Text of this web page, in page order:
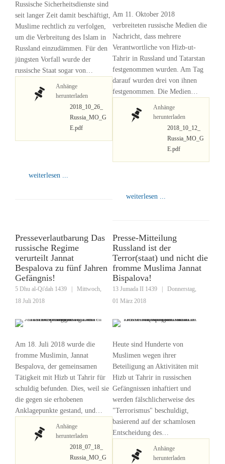
Russische Sicherheitsdienste sind
seit langer Zeit damit beschäftigt,
Muslime rechtlich zu verfolgen,
um die Verbreitung des Islam in
Russland einzudämmen. Für den
jüngsten Vorfall wurde der
russische Staat sogar von…
Anhänge
herunterladen
2018_10_26_
Russia_MO_G
E.pdf
weiterlesen ...
Am 11. Oktober 2018
verbreiteten russische Medien die
Nachricht, dass mehrere
Verantwortliche von Hizb-ut-
Tahrir in Russland und Tatarstan
festgenommen wurden. Am Tag
darauf wurden drei von ihnen
festgenommen. Die Medien…
Anhänge
herunterladen
2018_10_12_
Russia_MO_G
E.pdf
weiterlesen ...
Presseverlautbarung Das
russische Regime
verurteilt Jannat
Bespalova zu fünf Jahren
Gefängnis!
5 Dhu al-Qi'dah 1439
Mittwoch,
18 Juli 2018
Am 18. Juli 2018 wurde die
fromme Muslimin, Jannat
Bespalova, der gemeinsamen
Tätigkeit mit Hizb ut Tahrir für
schuldig befunden. Dies, weil sie
die gegen sie erhobenen
Anklagepunkte gestand, und…
Anhänge
herunterladen
2018_07_18_
Russia_MO_G
Presse-Mitteilung
Russland ist der
Terror(staat) und nicht die
fromme Muslima Jannat
Bispalova!
13 Jumada II 1439
Donnerstag,
01 März 2018
Heute sind Hunderte von
Muslimen wegen ihrer
Beteiligung an Aktivitäten mit
Hizb ut Tahrir in russischen
Gefängnissen inhaftiert und
werden fälschlicherweise des
"Terrorismus" beschuldigt,
basierend auf der schamlosen
Entscheidung des…
Anhänge
herunterladen